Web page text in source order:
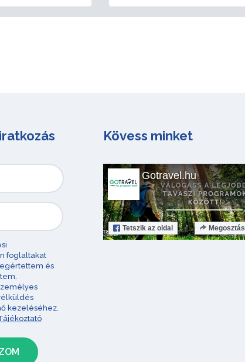
foglaltakat
és
kezeléséhez.
Kövess minket
Gotravel.hu
Tetszik az oldal Megosztás